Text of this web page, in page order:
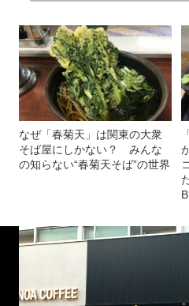
なぜ「春菊天」は関東の大衆
そば屋にしかない？ みんな
の知らない“春菊天そば”の世界